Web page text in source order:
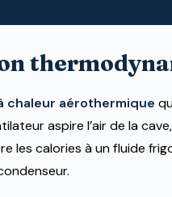
chaleur aérothermique
aspire l’air de la
les calories à un fluide